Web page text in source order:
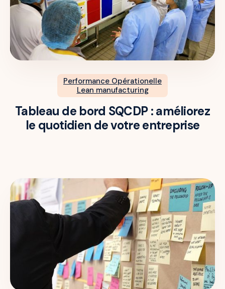
Performance Opérationelle
Lean manufacturing
Tableau de bord SQCDP : améliorez
le quotidien de votre entreprise